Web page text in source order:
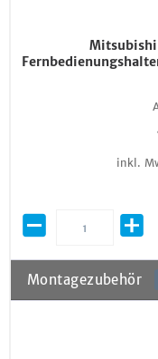
inkl.
Montagezubehör